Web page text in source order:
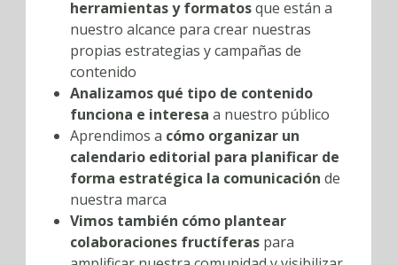
herramientas y formatosque están a
nuestro alcance para crear nuestras
propias estrategias y campañas de
contenido
Analizamos qué tipo de contenido
funciona e interesa a nuestro público
Aprendimos a cómo organizar un
calendario editorial para planificar de
forma estratégica la comunicación de
nuestra marca
Vimos también cómo plantear
colaboraciones fructíferas para